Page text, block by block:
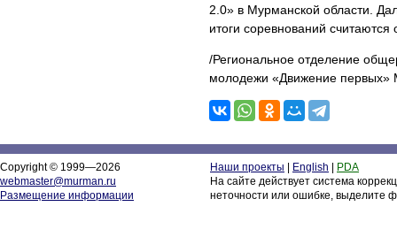
2.0» в Мурманской области.
итоги соревнований
/Региональное отделение
молодежи «Движение первых»
Copyright © 1999—2026
webmaster@murman.ru
Размещение информации
Наши проекты English
PDA
На сайте действует система
неточности или ошибке, выделите